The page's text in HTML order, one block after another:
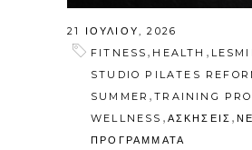
21 ΙΟΥΛΊΟΥ, 2026
FITNESS , HEALTH ,
STUDIO PILATES
SUMMER ,TRAINING
WELLNESS , ΑΣΚΗΣΕΙΣ ,
ΠΡΟΓΡΑΜΜΑΤΑ